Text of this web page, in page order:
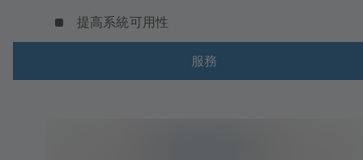
提高系統可用性
服務